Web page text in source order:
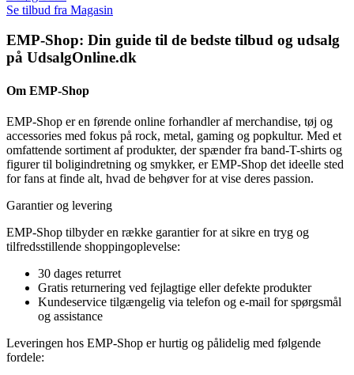
Se tilbud fra Magasin
EMP-Shop: Din guide til de bedste tilbud og udsalg
på UdsalgOnline.dk
Om EMP-Shop
EMP-Shop er en førende online forhandler af merchandise, tøj og
accessories med fokus på rock, metal, gaming og popkultur. Med et
omfattende sortiment af produkter, der spænder fra band-T-shirts og
figurer til boligindretning og smykker, er EMP-Shop det ideelle sted
for fans at finde alt, hvad de behøver for at vise deres passion.
Garantier og levering
EMP-Shop tilbyder en række garantier for at sikre en tryg og
tilfredsstillende shoppingoplevelse:
30 dages returret
Gratis returnering ved fejlagtige eller defekte produkter
Kundeservice tilgængelig via telefon og e-mail for spørgsmål
og assistance
Leveringen hos EMP-Shop er hurtig og pålidelig med følgende
fordele: